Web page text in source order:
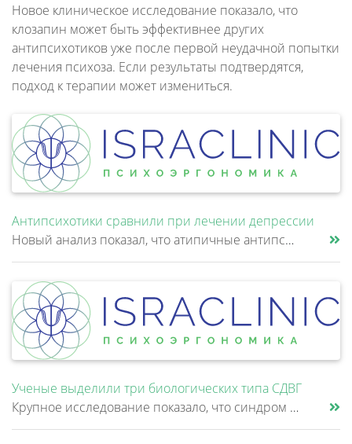
Новое клиническое исследование показало, что
клозапин может быть эффективнее других
антипсихотиков уже после первой неудачной попытки
лечения психоза. Если результаты подтвердятся,
подход к терапии может измениться.
Антипсихотики сравнили при лечении депрессии
Новый анализ показал, что атипичные антипсихотики, которые иногда добавляют к антидепрессантам при большом депрессивном......
Ученые выделили три биологических типа СДВГ
Крупное исследование показало, что синдром дефицита внимания и гиперактивности (СДВГ) может включать не два, а три биоло......